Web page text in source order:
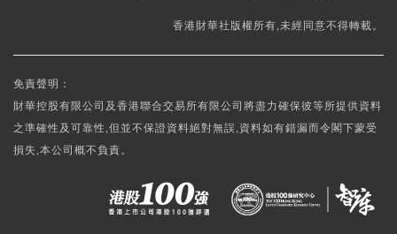
香港財華社版權所有,未經同意不得轉載。
免責聲明：
財華控股有限公司及香港聯合交易所有限公司將盡力確保彼等所提供資料
之準確性及可靠性,但並不保證資料絕對無誤,資料如有錯漏而令閣下蒙受
損失,本公司概不負責。